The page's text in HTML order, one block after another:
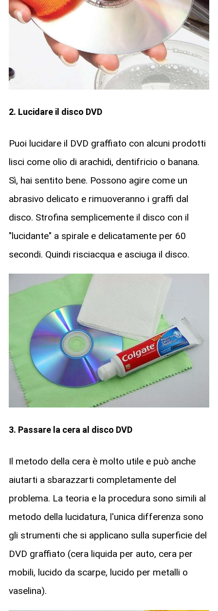
2. Lucidare il disco DVD
Puoi lucidare il DVD graffiato con alcuni prodotti
lisci come olio di arachidi, dentifricio o banana.
Sì, hai sentito bene. Possono agire come un
abrasivo delicato e rimuoveranno i graffi dal
disco. Strofina semplicemente il disco con il
"lucidante" a spirale e delicatamente per 60
secondi. Quindi risciacqua e asciuga il disco.
3. Passare la cera al disco DVD
Il metodo della cera è molto utile e può anche
aiutarti a sbarazzarti completamente del
problema. La teoria e la procedura sono simili al
metodo della lucidatura, l'unica differenza sono
gli strumenti che si applicano sulla superficie del
DVD graffiato (cera liquida per auto, cera per
mobili, lucido da scarpe, lucido per metalli o
vaselina).